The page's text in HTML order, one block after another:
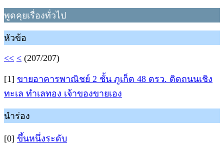
พูดคุยเรื่องทั่วไป
หัวข้อ
<< < (207/207)
[1] ขายอาคารพาณิชย์ 2 ชั้น ภูเก็ต 48 ตรว. ติดถนนเชิง
ทะเล ทำเลทอง เจ้าของขายเอง
นำร่อง
[0] ขึ้นหนึ่งระดับ